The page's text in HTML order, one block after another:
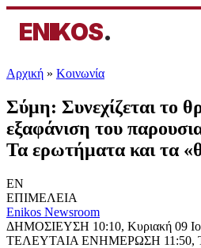
ENIKOS.
Αρχική » Κοινωνία
Σύμη: Συνεχίζεται το
εξαφάνιση του
Τα ερωτήματα και τα
EN
ΕΠΙΜΕΛΕΙΑ
Enikos Newsroom
ΔΗΜΟΣΙΕΥΣΗ 10:10, Κυριακή 09
ΤΕΛΕΥΤΑΙΑ ΕΝΗΜΕΡΩΣΗ 11:50,